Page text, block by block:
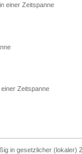
einer Zeitspanne
Zeitspanne
in gesetzlicher (lokaler)